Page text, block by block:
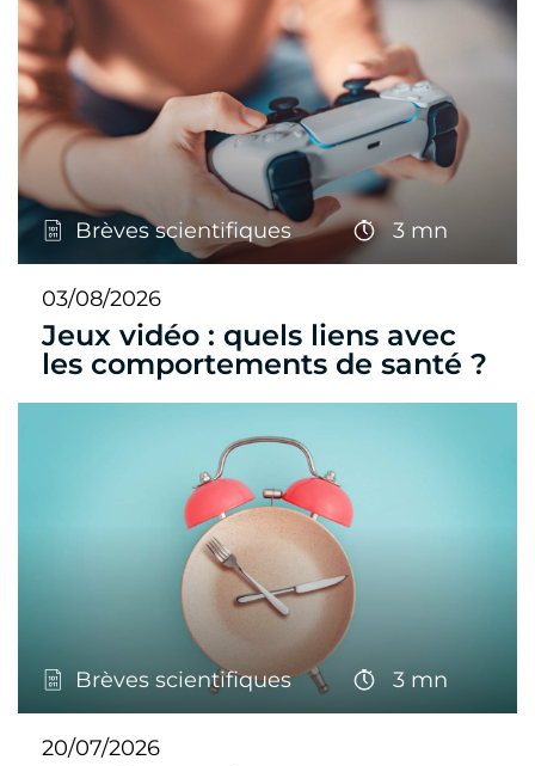
Brèves scientifiques 3 mn
03/08/2026
Jeux vidéo : quels liens avec
les comportements de santé ?
Brèves scientifiques 3 mn
20/07/2026